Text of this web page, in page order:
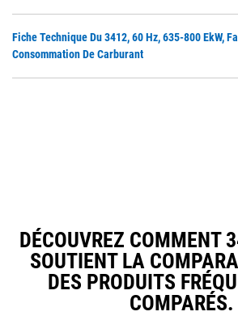
Fiche Technique Du 3412, 60 Hz, 635-800 EkW,
Consommation De Carburant
DÉCOUVREZ COMMENT
SOUTIENT LA
DES PRODUITS
COMPARÉS.